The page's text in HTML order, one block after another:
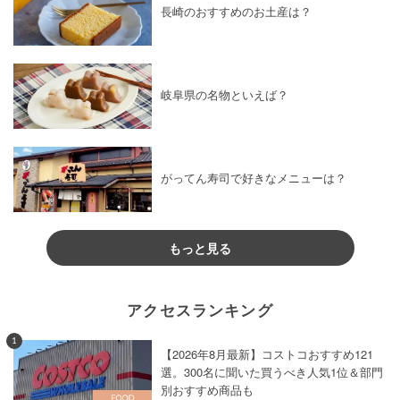
長崎のおすすめのお土産は？
岐阜県の名物といえば？
がってん寿司で好きなメニューは？
もっと見る
アクセスランキング
1
【2026年8月最新】コストコおすすめ121
選。300名に聞いた買うべき人気1位＆部門
別おすすめ商品も